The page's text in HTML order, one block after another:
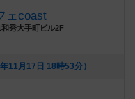
ェcoast
秀大手町ビル2F
11月17日 18時53分）